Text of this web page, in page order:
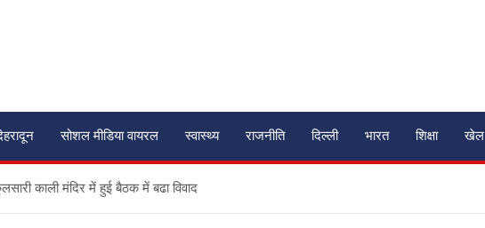
सोशल मीडिया वायरल स्वास्थ्य राजनीति दिल्ली भारत शिक्षा खेल
काली मंदिर में हुई बैठक में बढा विवाद